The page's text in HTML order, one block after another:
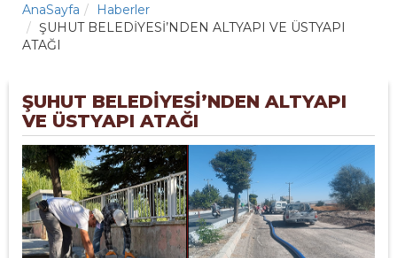
AnaSayfa
Haberler
ŞUHUT BELEDİYESİ’NDEN ALTYAPI VE ÜSTYAPI
ATAĞI
ŞUHUT BELEDİYESİ’NDEN ALTYAPI
VE ÜSTYAPI ATAĞI